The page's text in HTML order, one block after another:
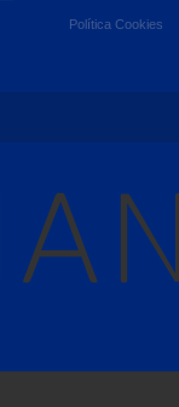
Política Cookies